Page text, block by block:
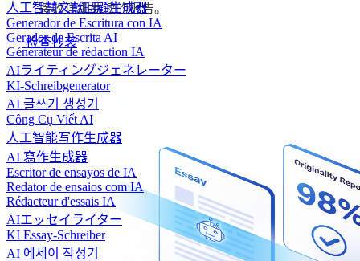
人工智慧文獻回顧生成器
Generador de Escritura con IA
Gerador de Escrita AI
Générateur de rédaction IA
AIライティングジェネレーター
KI-Schreibgenerator
AI 글쓰기 생성기
Công Cụ Viết AI
人工智能写作生成器
AI 寫作生成器
Escritor de ensayos de IA
Redator de ensaios com IA
Rédacteur d'essais IA
AIエッセイライター
KI Essay-Schreiber
AI 에세이 작성기
接收详细易读的报告。
检查抄袭